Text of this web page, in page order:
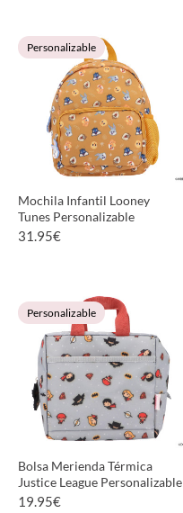
VER PRODUCTO
Personalizable
Mochila Infantil Looney
Tunes Personalizable
31.95€
VER PRODUCTO
Personalizable
Bolsa Merienda Térmica
Justice League Personalizable
19.95€